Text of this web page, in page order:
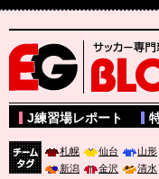
サッカー専門新聞ELGOLAZO
J練習場レポート
札幌 仙台 山形
新潟
金沢 清水